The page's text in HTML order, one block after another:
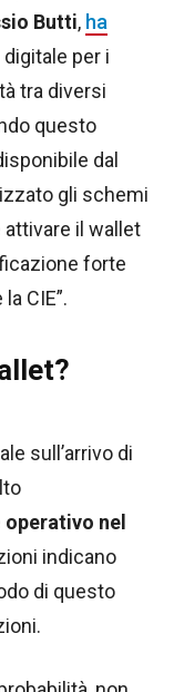
Butti, ha
per i
tra diversi
questo
dal
gli schemi
il wallet
forte
CIE”.
sull’arrivo di
operativo nel
indicano
di questo